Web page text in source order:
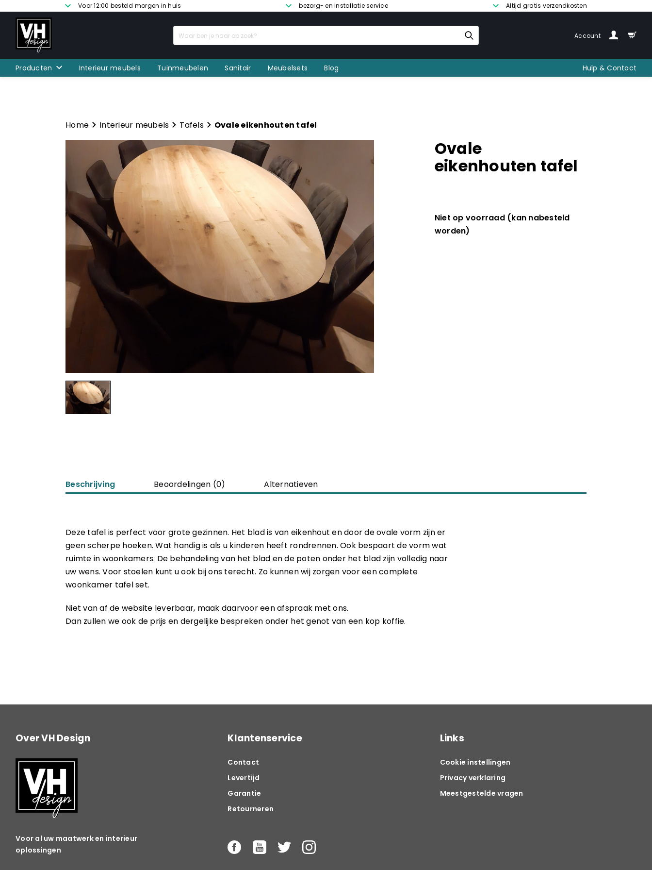
Voor 12:00 besteld morgen in huis bezorg- en installatie service Altijd gratis verzendkosten
Account
Producten Interieur meubels Tuinmeubelen Sanitair Meubelsets Blog Hulp & Contact
Home Interieur meubels Tafels Ovale eikenhouten tafel
Ovale
eikenhouten tafel
Niet op voorraad (kan nabesteld
worden)
Beschrijving Beoordelingen (0) Alternatieven
Deze tafel is perfect voor grote gezinnen. Het blad is van eikenhout en door de ovale vorm zijn er
geen scherpe hoeken. Wat handig is als u kinderen heeft rondrennen. Ook bespaart de vorm wat
ruimte in woonkamers. De behandeling van het blad en de poten onder het blad zijn volledig naar
uw wens. Voor stoelen kunt u ook bij ons terecht. Zo kunnen wij zorgen voor een complete
woonkamer tafel set.
Niet van af de website leverbaar, maak daarvoor een afspraak met ons.
Dan zullen we ook de prijs en dergelijke bespreken onder het genot van een kop koffie.
Over VH Design
Voor al uw maatwerk en interieur
oplossingen
Klantenservice
Contact
Levertijd
Garantie
Retourneren
Links
Cookie instellingen
Privacy verklaring
Meestgestelde vragen